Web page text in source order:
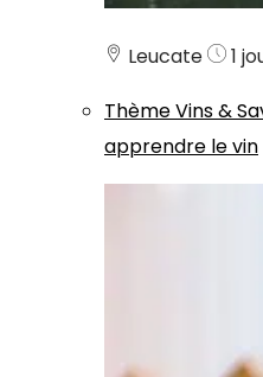
Leucate
1
ThèmeVins &
apprendre le vin